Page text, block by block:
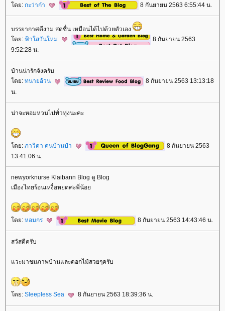
ดย: กะว่าก๋า 8 กันยายน 2563 6:55:44 น.
บรรยากาศดีงาม สดชื่น เหมือนได้ไปด้วยตัวเอง
ดย: ฟ้าใสวันใหม่
8 กันยายน 2563
9:52:28 น.
บ้านน่ารักจังครับ
ดย: ทนายอ้วน
8 กันยายน 2563 13:13:18
น.
น่าจะหอมหวนไปทั่วทุ่งนะคะ
ดย: ภาวิดา คนบ้านป่า
8 กันยายน 2563
13:41:06 น.
newyorknurse Klaibann Blog ดู Blog
เมืองไทยร้อนเหงื่อหยดค่ะพี่น้อ
ดย: หอมกร 8 กันยายน 2563 14:43:46 น.
สวัสดีครับ
วะมาชมภาพบ้านและดอกไม้สวยๆครับ
ดย: Sleepless Sea 8 กันยายน 2563 18:39:36 น.